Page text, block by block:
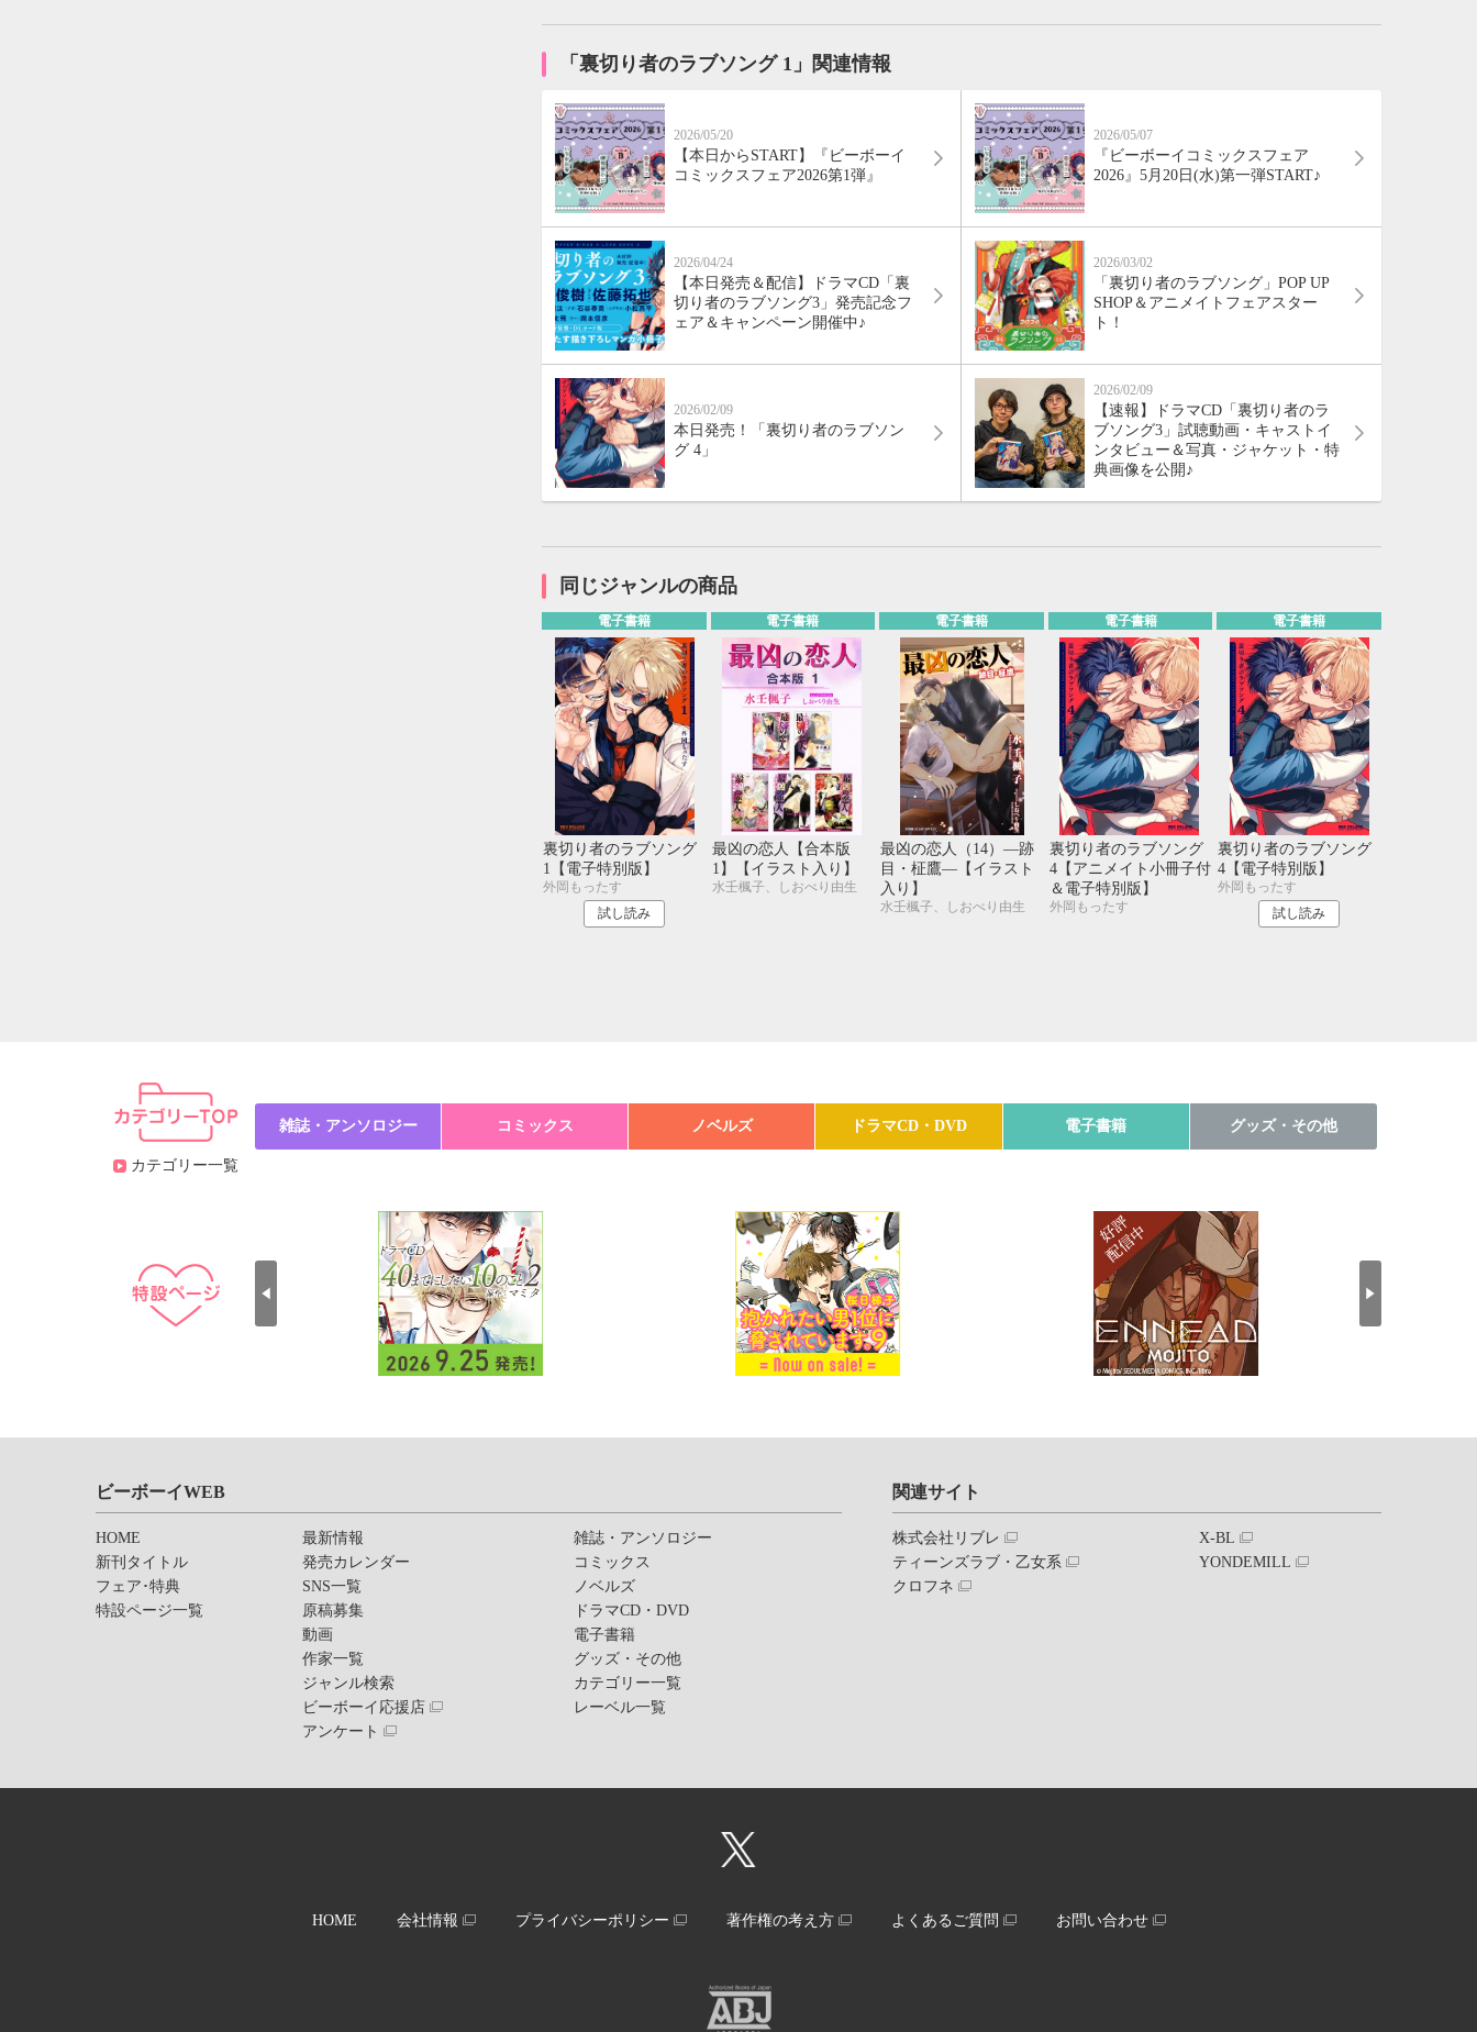
「裏切り者のラブソング 1」関連情報
2026/05/20
【本日からSTART】『ビーボーイ
コミックスフェア2026第1弾』
2026/05/07
『ビーボーイコミックスフェア
2026』5月20日(水)第一弾START♪
2026/04/24
【本日発売＆配信】ドラマCD「裏
切り者のラブソング3」発売記念フ
ェア＆キャンペーン開催中♪
2026/03/02
「裏切り者のラブソング」POP UP
SHOP＆アニメイトフェアスター
ト！
2026/02/09
本日発売！「裏切り者のラブソン
グ 4」
2026/02/09
【速報】ドラマCD「裏切り者のラ
ブソング3」試聴動画・キャストイ
ンタビュー＆写真・ジャケット・特
典画像を公開♪
同じジャンルの商品
電子書籍
裏切り者のラブソング
1【電子特別版】
外岡もったす
試し読み
電子書籍
最凶の恋人【合本版
1】【イラスト入り】
水壬楓子、しおべり由生
電子書籍
最凶の恋人（14）―跡
目・柾鷹―【イラスト
入り】
水壬楓子、しおべり由生
電子書籍
裏切り者のラブソング
4【アニメイト小冊子付
＆電子特別版】
外岡もったす
電子書籍
裏切り者のラブソング
4【電子特別版】
外岡もったす
試し読み
カテゴリー一覧
雑誌・アンソロジー コミックス ノベルズ ドラマCD・DVD 電子書籍 グッズ・その他
ビーボーイWEB
HOME
新刊タイトル
フェア･特典
特設ページ一覧
最新情報
発売カレンダー
SNS一覧
原稿募集
動画
作家一覧
ジャンル検索
ビーボーイ応援店
アンケート
雑誌・アンソロジー
コミックス
ノベルズ
ドラマCD・DVD
電子書籍
グッズ・その他
カテゴリー一覧
レーベル一覧
関連サイト
株式会社リブレ
ティーンズラブ・乙女系
クロフネ
X-BL
YONDEMILL
HOME 会社情報 プライバシーポリシー 著作権の考え方 よくあるご質問 お問い合わせ